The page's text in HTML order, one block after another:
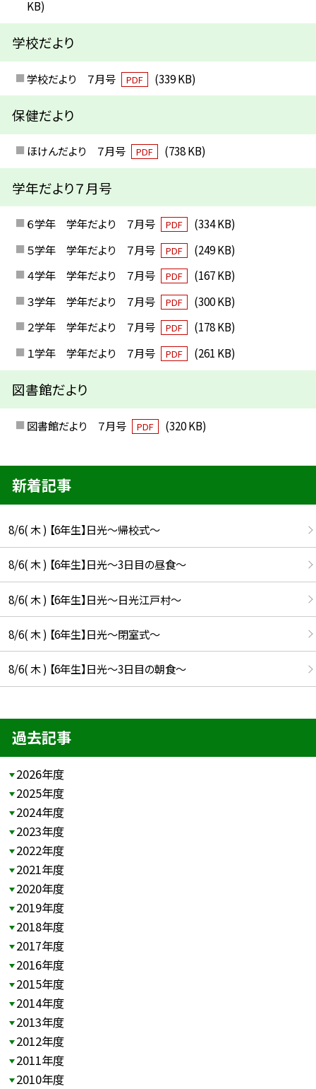
KB)
学校だより
学校だより ７月号 PDF (339 KB)
保健だより
ほけんだより ７月号 PDF (738 KB)
学年だより７月号
６学年 学年だより ７月号 PDF
(334 KB)
５学年 学年だより ７月号
PDF
(249 KB)
４学年 学年だより ７月号
PDF
(167 KB)
３学年 学年だより ７月号
PDF
(300 KB)
２学年 学年だより ７月号
PDF
(178 KB)
１学年 学年だより ７月号
PDF (261 KB)
図書館だより
図書館だより ７月号 PDF (320 KB)
新着記事
8/6( 木 ) 【6年生】日光〜帰校式〜
8/6( 木 ) 【6年生】日光〜3日目の昼食〜
8/6( 木 ) 【6年生】日光〜日光江戸村〜
8/6( 木 ) 【6年生】日光〜閉室式〜
8/6( 木 ) 【6年生】日光〜3日目の朝食〜
過去記事
2026年度
2025年度
2024年度
2023年度
2022年度
2021年度
2020年度
2019年度
2018年度
2017年度
2016年度
2015年度
2014年度
2013年度
2012年度
2011年度
2010年度